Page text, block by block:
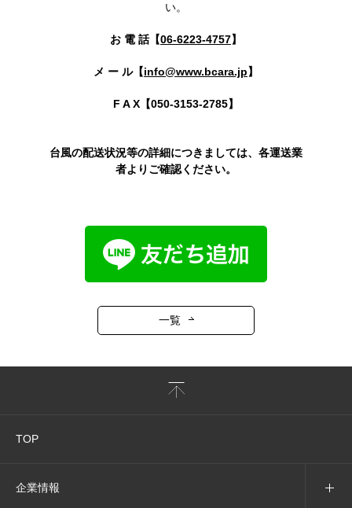
い。
お 電 話【06-6223-4757】
メ ー ル【info@www.bcara.jp】
F A X【050-3153-2785】
台風の配送状況等の詳細につきましては、各運送業
者よりご確認ください。
一覧
TOP
企業情報